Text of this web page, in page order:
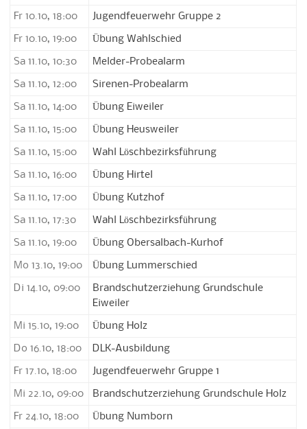
Fr 10.10, 18:00 Jugendfeuerwehr Gruppe 2
Fr 10.10, 19:00 Übung Wahlschied
Sa 11.10, 10:30 Melder-Probealarm
Sa 11.10, 12:00 Sirenen-Probealarm
Sa 11.10, 14:00 Übung Eiweiler
Sa 11.10, 15:00 Übung Heusweiler
Sa 11.10, 15:00 Wahl Löschbezirksführung
Sa 11.10, 16:00 Übung Hirtel
Sa 11.10, 17:00 Übung Kutzhof
Sa 11.10, 17:30 Wahl Löschbezirksführung
Sa 11.10, 19:00 Übung Obersalbach-Kurhof
Mo 13.10, 19:00 Übung Lummerschied
Di 14.10, 09:00
Brandschutzerziehung Grundschule
Eiweiler
Mi 15.10, 19:00 Übung Holz
Do 16.10, 18:00 DLK-Ausbildung
Fr 17.10, 18:00 Jugendfeuerwehr Gruppe 1
Mi 22.10, 09:00 Brandschutzerziehung Grundschule Holz
Fr 24.10, 18:00 Übung Numborn